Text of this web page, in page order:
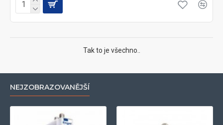
Tak to je všechno..
NEJZOBRAZOVANĚJŠÍ